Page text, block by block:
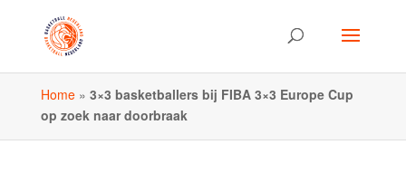
Home» 3×3 basketballers bij FIBA 3×3 Europe Cup
op zoek naar doorbraak